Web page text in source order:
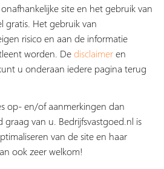
site en het gebruik van
gratis. Het gebruik van
risico en aan de informatie
worden. Dedisclaimeren
u onderaan iedere pagina terug
op- en/of aanmerkingen dan
van u. Bedrijfsvastgoed.nl is
van de site en haar
ook zeer welkom!